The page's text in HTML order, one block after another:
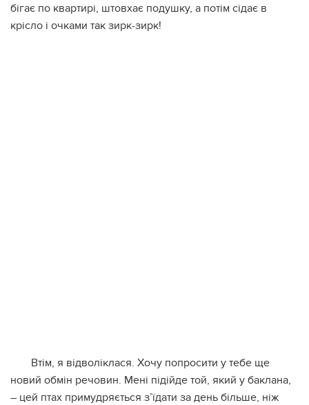
бігає по квартирі, штовхає подушку, а потім сідає в
крісло і очками так зирк-зирк!
Втім, я відволіклася. Хочу попросити у тебе ще
новий обмін речовин. Мені підійде той, який у баклана,
– цей птах примудряється з’їдати за день більше, ніж